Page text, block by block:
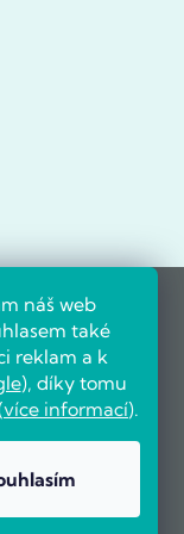
náš web
také
reklam a k
), díky tomu
více informací).